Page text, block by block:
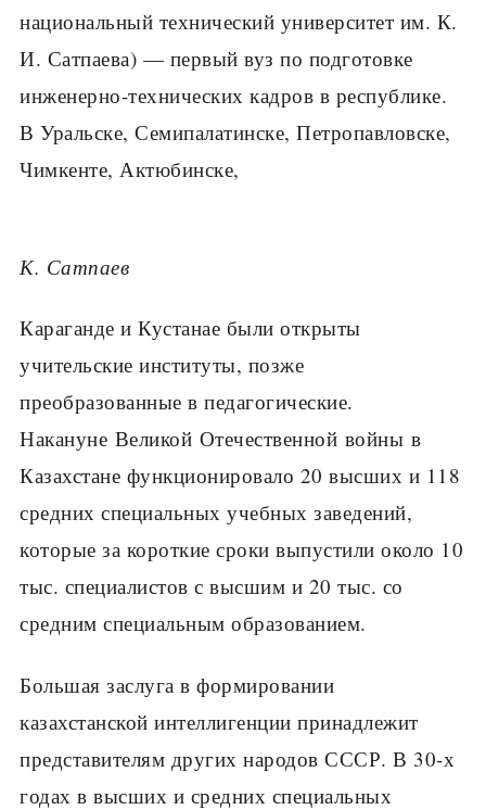
национальный технический университет им. К.
И. Сатпаева) — первый вуз по подготовке
инженерно-технических кадров в республике.
В Уральске, Семипалатинске, Петропавловске,
Чимкенте, Актюбинске,
К. Сатпаев
Караганде и Кустанае были открыты
учительские институты, позже
преобразованные в педагогические.
Накануне Великой Отечественной войны в
Казахстане функционировало 20 высших и 118
средних специальных учебных заведений,
которые за короткие сроки выпустили около 10
тыс. специалистов с высшим и 20 тыс. со
средним специальным образованием.
Большая заслуга в формировании
казахстанской интеллигенции принадлежит
представителям других народов СССР. В 30-х
годах в высших и средних специальных